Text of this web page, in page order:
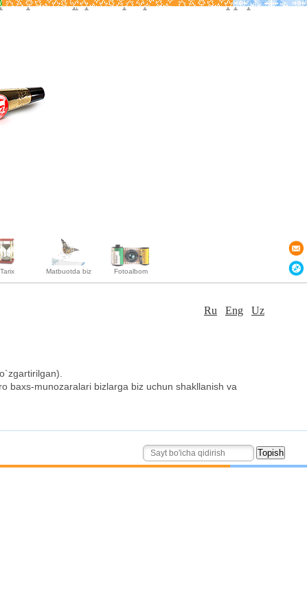
Tarix Matbuotda biz Fotoalbom
Ru Eng Uz
baxs-munozaralari bizlarga biz uchun shakllanish va